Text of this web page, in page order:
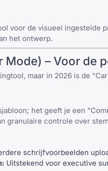
voor de visueel ingestelde
het ontwerp.
Mode) – Voor de
maar in 2026 is de
het geeft je een
granulaire controle over
schrijfvoorbeelden
Uitstekend voor executive